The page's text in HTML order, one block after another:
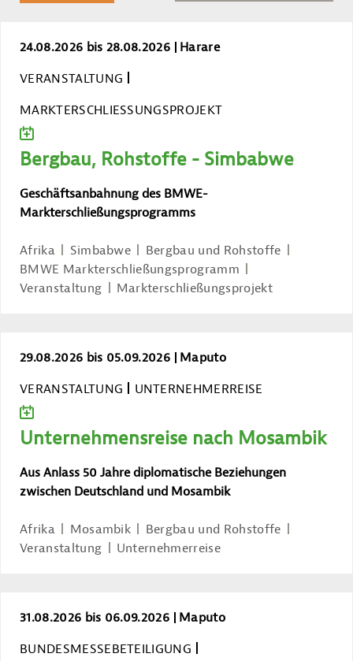
Bergbau, Rohstoffe - Simbabwe
24.08.2026 bis 28.08.2026
Harare
VERANSTALTUNG
MARKTERSCHLIESSUNGSPROJEKT
ZUM KALENDER HINZUFÜGEN
Bergbau, Rohstoffe - Simbabwe
Geschäftsanbahnung des BMWE-
Markterschließungsprogramms
Afrika Simbabwe
Bergbau und Rohstoffe
BMWE Markterschließungsprogramm
Veranstaltung
Markterschließungsprojekt
Unternehmensreise nach Mosambik
29.08.2026 bis 05.09.2026
Maputo
VERANSTALTUNG
UNTERNEHMERREISE
ZUM KALENDER HINZUFÜGEN
Unternehmensreise nach Mosambik
Aus Anlass 50 Jahre diplomatische Beziehungen
zwischen Deutschland und Mosambik
Afrika Mosambik
Bergbau und Rohstoffe
Veranstaltung
Unternehmerreise
FACIM
31.08.2026 bis 06.09.2026
Maputo
BUNDESMESSEBETEILIGUNG